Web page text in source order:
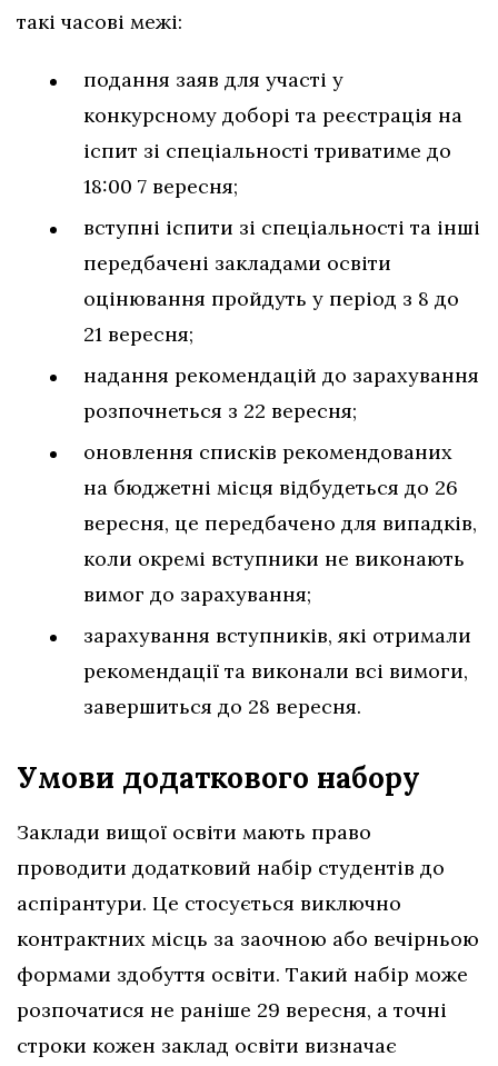
такі часові межі:
подання заяв для участі у
конкурсному доборі та реєстрація на
іспит зі спеціальності триватиме до
18:00 7 вересня;
вступні іспити зі спеціальності та інші
передбачені закладами освіти
оцінювання пройдуть у період з 8 до
21 вересня;
надання рекомендацій до зарахування
розпочнеться з 22 вересня;
оновлення списків рекомендованих
на бюджетні місця відбудеться до 26
вересня, це передбачено для випадків,
коли окремі вступники не виконають
вимог до зарахування;
зарахування вступників, які отримали
рекомендації та виконали всі вимоги,
завершиться до 28 вересня.
Умови додаткового набору
Заклади вищої освіти мають право
проводити додатковий набір студентів до
аспірантури. Це стосується виключно
контрактних місць за заочною або вечірньою
формами здобуття освіти. Такий набір може
розпочатися не раніше 29 вересня, а точні
строки кожен заклад освіти визначає